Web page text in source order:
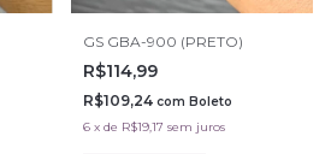
GS GBA-900 (PRETO)
R$114,99
R$109,24 com Boleto
6 x de R$19,17 sem juros